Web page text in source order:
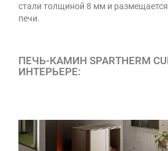
стали толщиной 8 мм и
печи.
ПЕЧЬ-КАМИН SPARTHERM
ИНТЕРЬЕРЕ: